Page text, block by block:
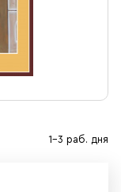
1-3 раб. дня